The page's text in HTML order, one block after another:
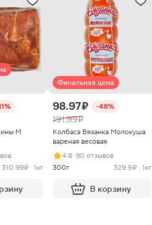
М
310.99 ₽ · 1кг
Финальная цена
98.97 ₽ -48%
191.99 ₽
Колбаса Вязанка Молокуша
вареная весовая
4.8· 90 отзывов
300г
329.9 ₽ · 1кг
В корзину